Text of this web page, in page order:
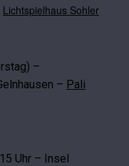
Lichtspielhaus Sohler
–
– Pali
Uhr – Insel